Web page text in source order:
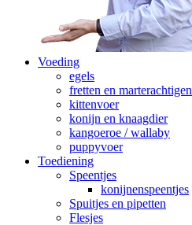
Voeding
egels
fretten en marterachtigen
kittenvoer
konijn en knaagdier
kangoeroe / wallaby
puppyvoer
Toediening
Speentjes
konijnenspeentjes
Spuitjes en pipetten
Flesjes